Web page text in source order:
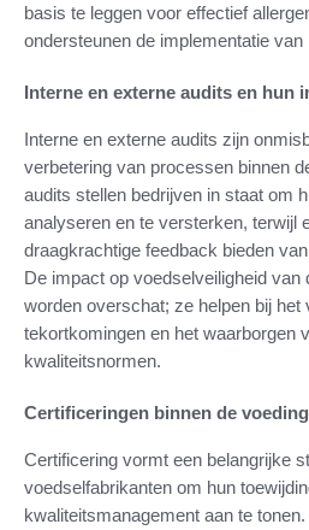
basis te leggen voor effectief
ondersteunen de implementatie
Interne en externe audits en hun
Interne en externe audits zijn
verbetering van processen binnen
audits stellen bedrijven in staat om
analyseren en te versterken, terwijl
draagkrachtige feedback bieden
De impact op voedselveiligheid van
worden overschat; ze helpen bij het
tekortkomingen en het waarborgen
kwaliteitsnormen.
Certificeringen binnen de
Certificering vormt een belangrijke
voedselfabrikanten om hun
kwaliteitsmanagement aan te